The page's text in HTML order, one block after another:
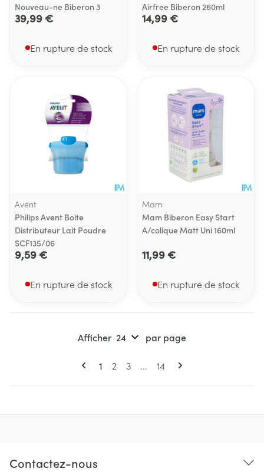
Nouveau-ne Biberon 3
39,99 €
En rupture de stock
Airfree Biberon 260ml
14,99 €
En rupture de stock
Avent
Philips Avent Boite
Distributeur Lait Poudre
SCF135/06
9,59 €
En rupture de stock
Mam
Mam Biberon Easy Start
A/colique Matt Uni 160ml
11,99 €
En rupture de stock
Pages
Vous lisez actuellement la page
1 Page
2 Page
3 ... Page
14
Afficher par page
Contactez-nous